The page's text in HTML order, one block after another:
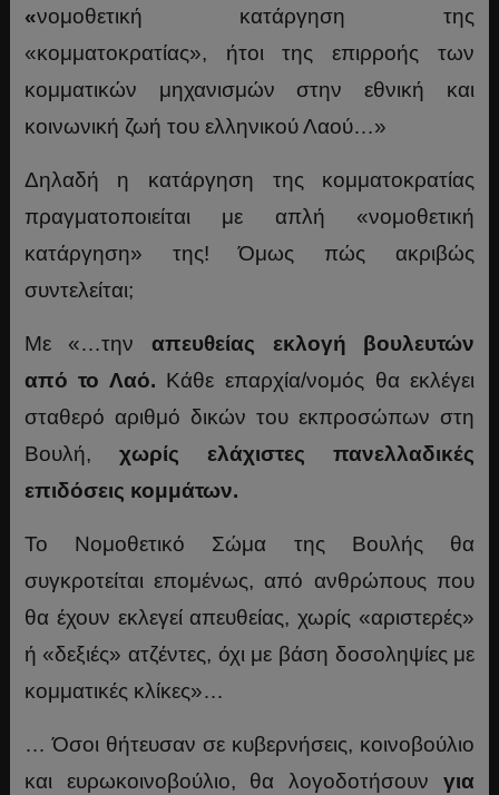
«νομοθετική κατάργηση της
«κομματοκρατίας», ήτοι της επιρροής των
κομματικών μηχανισμών στην εθνική και
κοινωνική ζωή του ελληνικού Λαού…»
Δηλαδή η κατάργηση της κομματοκρατίας
πραγματοποιείται με απλή «νομοθετική
κατάργηση» της! Όμως πώς ακριβώς
συντελείται;
Με «…την απευθείας εκλογή βουλευτών
από το Λαό. Κάθε επαρχία/νομός θα εκλέγει
σταθερό αριθμό δικών του εκπροσώπων στη
Βουλή, χωρίς ελάχιστες πανελλαδικές
επιδόσεις κομμάτων.
Το Νομοθετικό Σώμα της Βουλής θα
συγκροτείται επομένως, από ανθρώπους που
θα έχουν εκλεγεί απευθείας, χωρίς «αριστερές»
ή «δεξιές» ατζέντες, όχι με βάση δοσοληψίες με
κομματικές κλίκες»…
… Όσοι θήτευσαν σε κυβερνήσεις, κοινοβούλιο
και ευρωκοινοβούλιο, θα λογοδοτήσουνγια